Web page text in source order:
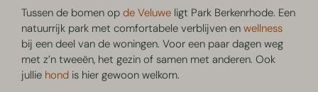
Tussen de bomen opde Veluwe ligt Park Berkenrhode. Een
natuurrijk park met comfortabele verblijven enwellness
bij een deel van de woningen. Voor een paar dagen weg
met z’n tweeën, het gezin of samen met anderen. Ook
jullie hond is hier gewoon welkom.